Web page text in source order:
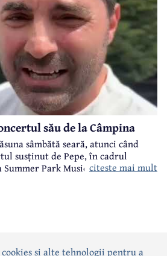
său de la Câmpina
sâmbătă seară, atunci când
susținut de Pepe, în cadrul
Park Music organizat de
citeste mai mult
cookies si alte tehnologii pentru a